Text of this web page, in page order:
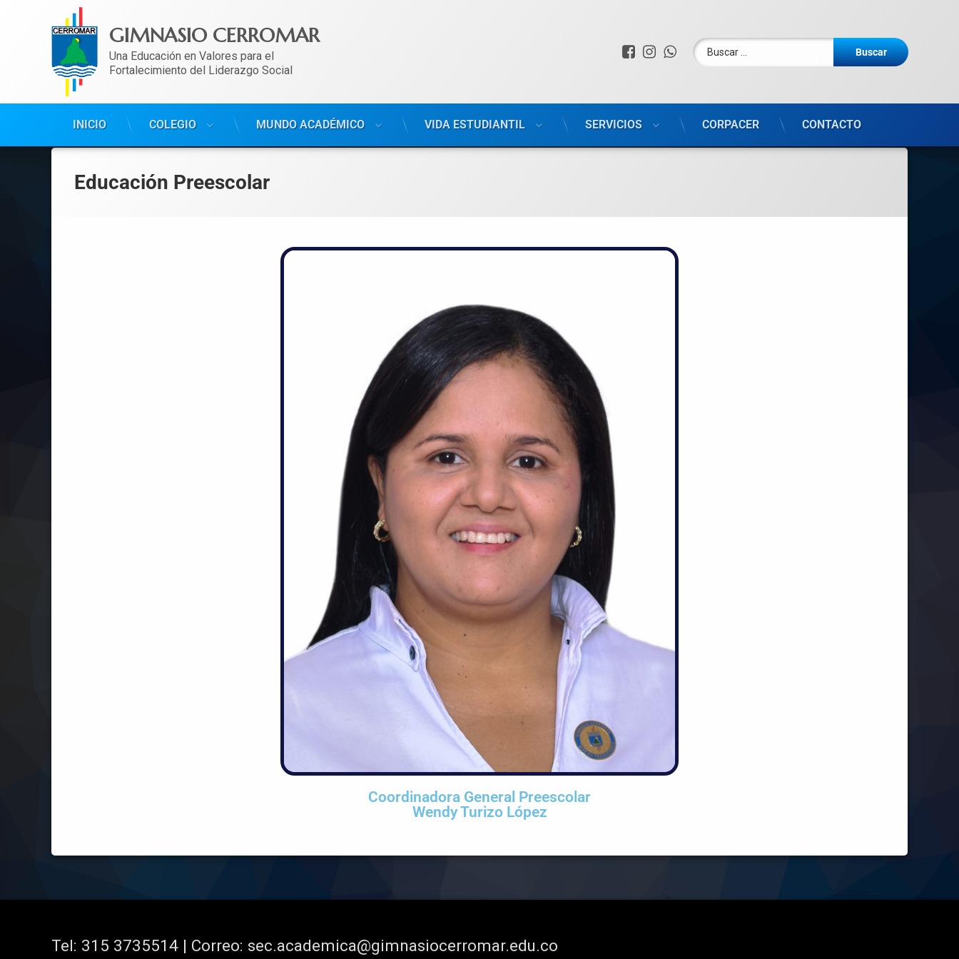
GIMNASIO CERROMAR
Una Educación en Valores para el
Fortalecimiento del Liderazgo Social
Facebook
Instagram
WhatsApp
INICIO COLEGIO MUNDO ACADÉMICO VIDA ESTUDIANTIL SERVICIOS CORPACER CONTACTO
Educación Preescolar
Coordinadora General Preescolar
Wendy Turizo López
Tel: 315 3735514 | Correo: sec.academica@gimnasiocerromar.edu.co